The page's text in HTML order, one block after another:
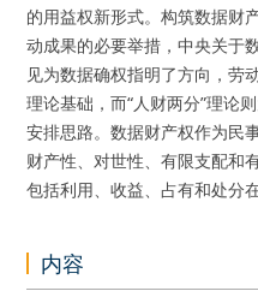
的用益权新形式。构筑数据财
动成果的必要举措，中央关于
见为数据确权指明了方向，劳
理论基础，而“人财两分”理论
安排思路。数据财产权作为民
财产性、对世性、有限支配和
包括利用、收益、占有和处分
内容